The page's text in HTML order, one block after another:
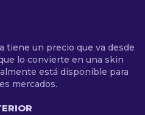
tiene un precio que va desde
lo convierte en una skin
está disponible para
mercados.